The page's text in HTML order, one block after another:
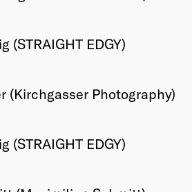
(STRAIGHT EDGY)
(Kirchgasser Photography)
(STRAIGHT EDGY)